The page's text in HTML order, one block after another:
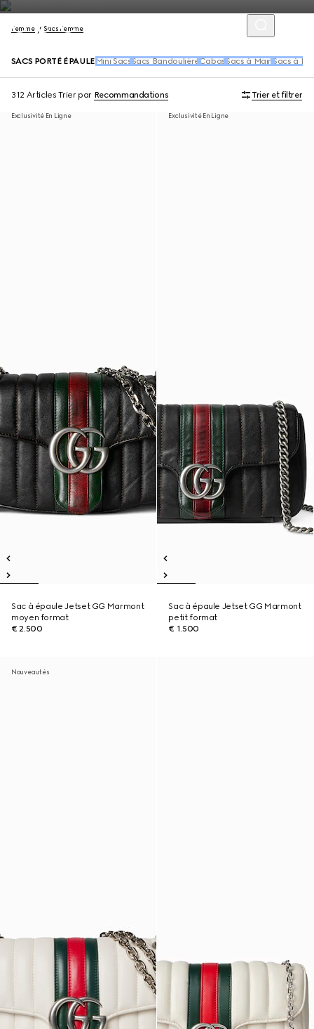
Femme Sacs Femme
SACS PORTÉ ÉPAULE Mini Sacs Sacs Bandoulière Cabas Sacs à Main Sacs à
312 Articles Trier par Recommandations Trier et filtrer
Exclusivité En Ligne
Sac à épaule Jetset GG Marmont
moyen format
€ 2.500
Exclusivité En Ligne
Sac à épaule Jetset GG Marmont
petit format
€ 1.500
Nouveautés